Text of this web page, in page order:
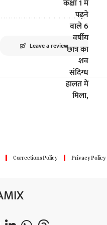
Leave a review
Corrections Policy Privacy Policy